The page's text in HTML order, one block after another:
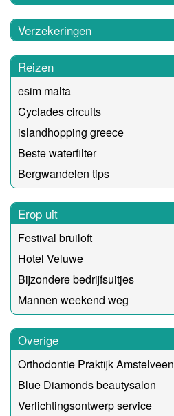
Verzekeringen
Reizen
esim malta
Cyclades circuits
islandhopping greece
Beste waterfilter
Bergwandelen tips
Erop uit
Festival bruiloft
Hotel Veluwe
Bijzondere bedrijfsuitjes
Mannen weekend weg
Overige
Orthodontie Praktijk Amstelveen
Blue Diamonds beautysalon
Verlichtingsontwerp service